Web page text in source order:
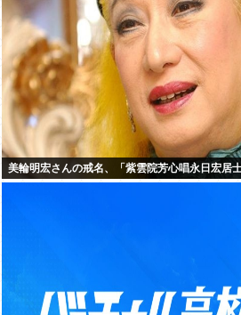
美輪明宏さんの戒名、「紫雲院芳心唱永日宏居